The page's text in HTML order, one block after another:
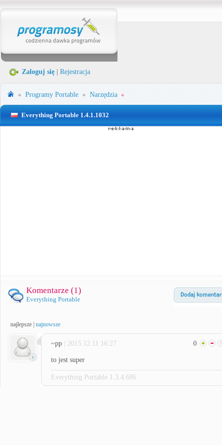
Zaloguj się Rejestracja
Programy Portable Narzędzia
Everything Portable 1.4.1.1032
Komentarze (1)
Everything Portable
najlepsze najnowsze
~pp | 2015.12.11 16:27 0
to jest super
Everything Portable 1.3.4.686